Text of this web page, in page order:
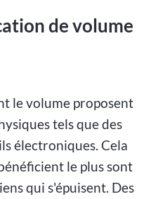
de volume
le volume proposent
tels que des
électroniques. Cela
le plus sont
qui s'épuisent. Des